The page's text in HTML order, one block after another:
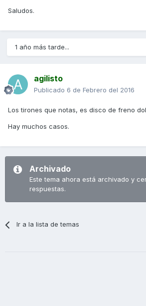
Saludos.
1 año más tarde...
agilisto
Publicado 6 de Febrero del 2016
Los tirones que notas, es disco de freno
Hay muchos casos.
Archivado
Este tema ahora está archivado y
respuestas.
Ir a la lista de temas